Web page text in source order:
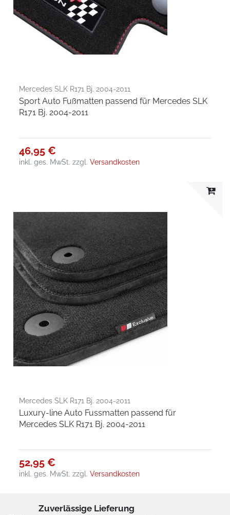
Mercedes SLK R171 Bj. 2004-2011
Sport Auto Fußmatten passend für Mercedes SLK
R171 Bj. 2004-2011
46,95 €
inkl. ges. MwSt. zzgl.Versandkosten
Mercedes SLK R171 Bj. 2004-2011
Luxury-line Auto Fussmatten passend für
Mercedes SLK R171 Bj. 2004-2011
52,95 €
inkl. ges. MwSt. zzgl.Versandkosten
Zuverlässige Lieferung